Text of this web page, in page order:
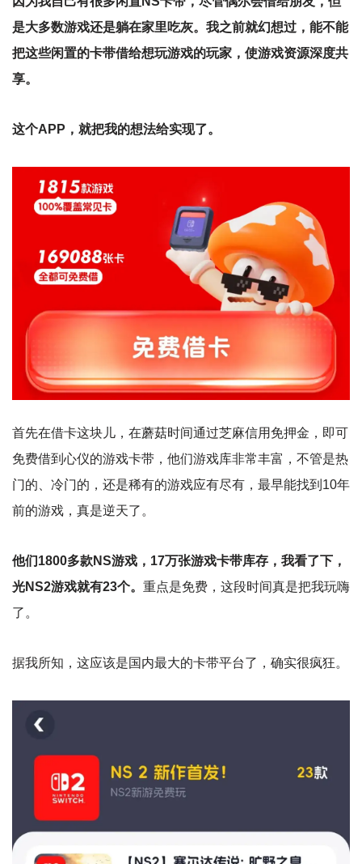
是大多数游戏还是躺在家里吃灰。我之前就幻想过，能不能
把这些闲置的卡带借给想玩游戏的玩家，使游戏资源深度共
享。
这个APP，就把我的想法给实现了。
首先在借卡这块儿，在蘑菇时间通过芝麻信用免押金，即可
免费借到心仪的游戏卡带，他们游戏库非常丰富，不管是热
门的、冷门的，还是稀有的游戏应有尽有，最早能找到10年
前的游戏，真是逆天了。
他们1800多款NS游戏，17万张游戏卡带库存，我看了下，
光NS2游戏就有23个。 重点是免费，这段时间真是把我玩嗨
了。
据我所知，这应该是国内最大的卡带平台了，确实很疯狂。